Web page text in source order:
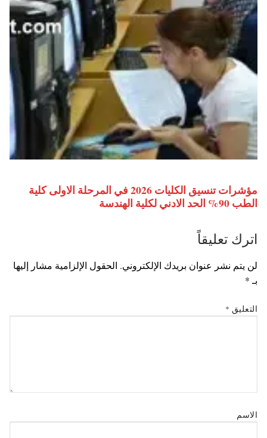
مؤشرات تنسيق الكليات 2026 في المرحلة الاولى كلية
الطب 90% الحد الادني لكلية الهندسة
اترك تعليقاً
لن يتم نشر عنوان بريدك الإلكتروني. الحقول الإلزامية مشار إليها
بـ *
التعليق *
الاسم